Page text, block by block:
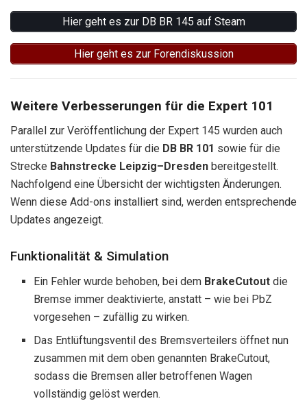
Hier geht es zur DB BR 145 auf Steam
Hier geht es zur Forendiskussion
Weitere Verbesserungen für die Expert 101
Parallel zur Veröffentlichung der Expert 145 wurden auch
unterstützende Updates für die DB BR 101 sowie für die
Strecke Bahnstrecke Leipzig–Dresden bereitgestellt.
Nachfolgend eine Übersicht der wichtigsten Änderungen.
Wenn diese Add-ons installiert sind, werden entsprechende
Updates angezeigt.
Funktionalität & Simulation
Ein Fehler wurde behoben, bei dem BrakeCutout die
Bremse immer deaktivierte, anstatt – wie bei PbZ
vorgesehen – zufällig zu wirken.
Das Entlüftungsventil des Bremsverteilers öffnet nun
zusammen mit dem oben genannten BrakeCutout,
sodass die Bremsen aller betroffenen Wagen
vollständig gelöst werden.